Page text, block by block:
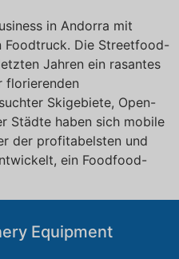
in Andorra mit
Foodtruck. Die Streetfood-
Jahren ein rasantes
florierenden
Skigebiete, Open-
Städte haben sich mobile
der profitabelsten und
ein Foodfood-
Equipment